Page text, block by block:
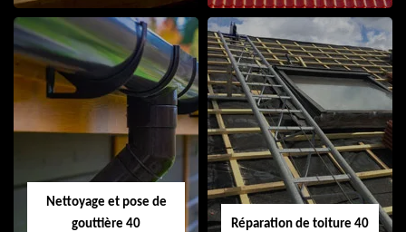
Isolation de toiture
40
Peinture sur tuile
40
Nettoyage et pose de
gouttière 40
Réparation de toiture 40